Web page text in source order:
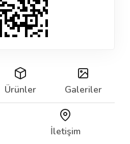
Ürünler Galeriler
İletişim